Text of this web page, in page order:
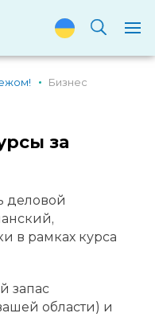
Бизнес
за
деловой
в рамках курса
запас
области) и